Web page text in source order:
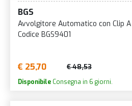
BGS
Avvolgitore Automatico con Clip
Codice BGS9401
€ 25,70 € 48,53
Disponibile Consegna in 6 giorni.